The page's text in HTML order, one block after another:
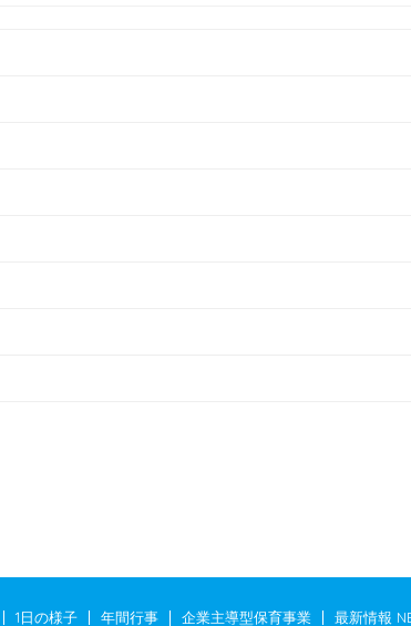
1日の様子 年間行事
企業主導型保育事業
最新情報